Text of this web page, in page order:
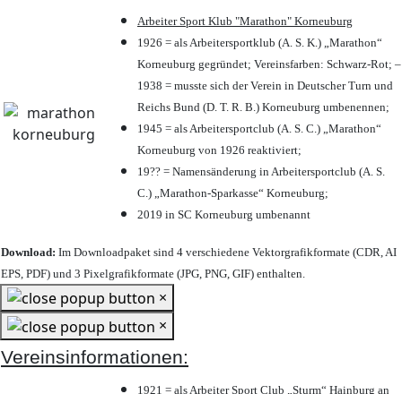
Arbeiter Sport Klub "Marathon" Korneuburg
1926 = als Arbeitersportklub (A. S. K.) „Marathon“
Korneuburg gegründet; Vereinsfarben: Schwarz-Rot; –
1938 = musste sich der Verein in Deutscher Turn und
Reichs Bund (D. T. R. B.) Korneuburg umbenennen;
1945 = als Arbeitersportclub (A. S. C.) „Marathon“
Korneuburg von 1926 reaktiviert;
19?? = Namensänderung in Arbeitersportclub (A. S.
C.) „Marathon-Sparkasse“ Korneuburg;
2019 in SC Korneuburg umbenannt
Download: Im Downloadpaket sind 4 verschiedene Vektorgrafikformate (CDR, AI
EPS, PDF) und 3 Pixelgrafikformate (JPG, PNG, GIF) enthalten.
×
×
Vereinsinformationen:
1921 = als Arbeiter Sport Club „Sturm“ Hainburg an